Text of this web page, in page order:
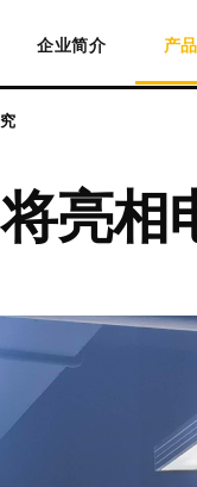
企业简介 产
亮相